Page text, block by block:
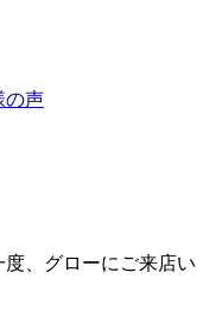
の声
、グローにご来店い